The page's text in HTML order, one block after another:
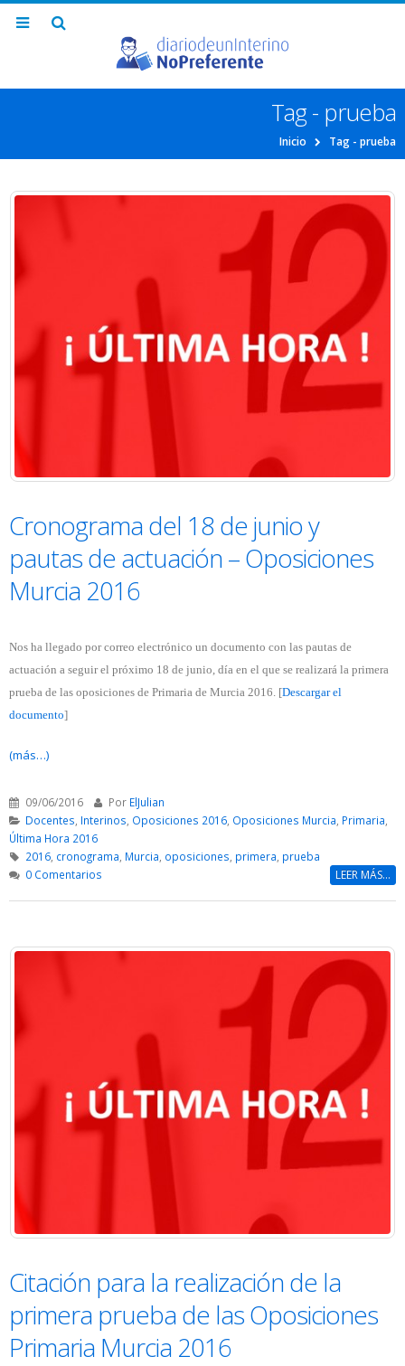
Tag - prueba
Inicio Tag - prueba
Cronograma del 18 de junio y
pautas de actuación – Oposiciones
Murcia 2016
Nos ha llegado por correo electrónico un documento con las pautas de
actuación a seguir el próximo 18 de junio, día en el que se realizará la primera
prueba de las oposiciones de Primaria de Murcia 2016. [Descargar el
documento]
(más…)
09/06/2016 Por ElJulian
Docentes, Interinos, Oposiciones 2016, Oposiciones Murcia, Primaria,
Última Hora 2016
2016, cronograma, Murcia, oposiciones, primera, prueba
0 Comentarios
LEER MÁS...
Citación para la realización de la
primera prueba de las Oposiciones
Primaria Murcia 2016